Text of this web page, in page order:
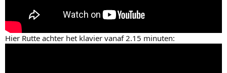
Hier Rutte achter het klavier vanaf 2.15 minuten: